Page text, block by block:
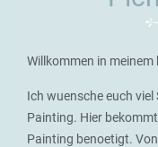
Willkommen in
Ich wuensche euch
Painting. Hier
Painting benoetigt.